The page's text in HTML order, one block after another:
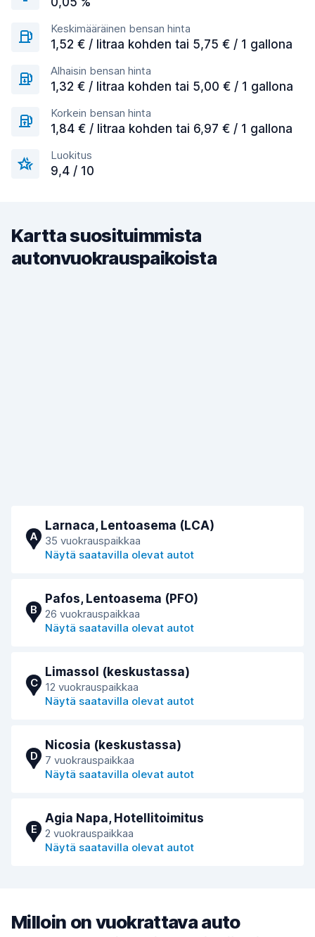
Keskimääräinen bensan hinta
1,52 € / litraa kohden tai 5,75 € / 1 gallona
Alhaisin bensan hinta
1,32 € / litraa kohden tai 5,00 € / 1 gallona
Korkein bensan hinta
1,84 € / litraa kohden tai 6,97 € / 1 gallona
Luokitus
9,4 / 10
Kartta suosituimmista
autonvuokrauspaikoista
A
Larnaca, Lentoasema (LCA)
35 vuokrauspaikkaa
Näytä saatavilla olevat autot
B
Pafos, Lentoasema (PFO)
26 vuokrauspaikkaa
Näytä saatavilla olevat autot
C
Limassol (keskustassa)
12 vuokrauspaikkaa
Näytä saatavilla olevat autot
D
Nicosia (keskustassa)
7 vuokrauspaikkaa
Näytä saatavilla olevat autot
E
Agia Napa, Hotellitoimitus
2 vuokrauspaikkaa
Näytä saatavilla olevat autot
Milloin on vuokrattava auto